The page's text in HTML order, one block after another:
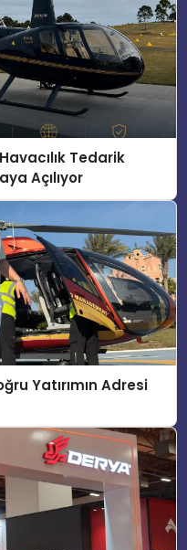
Tedarik
Açılıyor
Yatırımın Adresi